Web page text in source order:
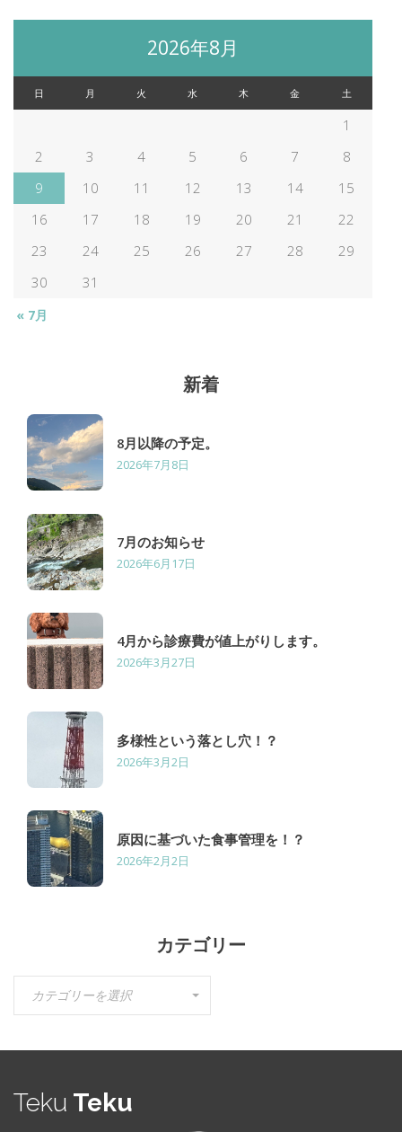
稿
ナ
ビ
ゲ
ー
シ
ョ
2026年8月
日 月 火 水 木 金 土
1
2
3 4 5 6 7
8
9
10 11 12 13 14
15
16
17 18 19 20 21
22
23
24 25 26 27 28
29
30
31
« 7月
新着
8月以降の予定。
2026年7月8日
7月のお知らせ
2026年6月17日
4月から診療費が値上がりします。
2026年3月27日
多様性という落とし穴！？
2026年3月2日
原因に基づいた食事管理を！？
2026年2月2日
カテゴリー
リ
カテゴリーを選択
Teku Teku